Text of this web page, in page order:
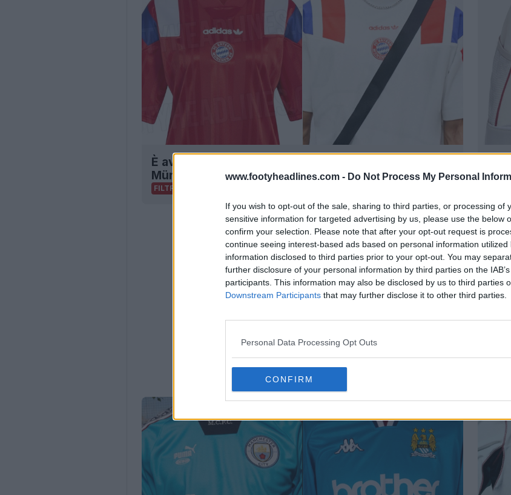
www.footyheadlines.com - Do Not Process My Personal
If you wish to opt-out of the sale, sharing to third parties, or processing of
sensitive information for targeted advertising by us, please use the below
confirm your selection. Please note that after your opt-out request is
continue seeing interest-based ads based on personal information
information disclosed to third parties prior to your opt-out. You may
further disclosure of your personal information by third parties on the
participants. This information may also be disclosed by us to third parties
Downstream Participants that may further disclose it to other third parties.
Personal Data Processing Opt Outs
CONFIRM
È avvenuta la filtrazione della maglia EQT del Bayern
München 26-27
FILTRAZIONE